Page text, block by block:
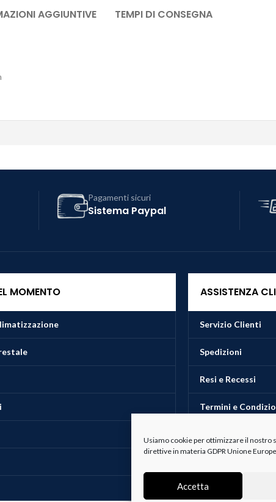
Usiamo cookie per ottimizzare il nostro
direttive in materia GDPR Unione
Accetta
AGGIUNTIVE TEMPI DI CONSEGNA
Pagamenti sicuri
Sistema Paypal
MOMENTO ASSISTENZA
Servizio Clienti
Spedizioni
Resi e Recessi
Termini e